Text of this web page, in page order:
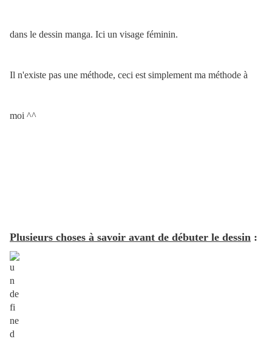
dans le dessin manga. Ici un visage féminin.
Il n'existe pas une méthode, ceci est simplement ma méthode à
moi ^^
Plusieurs choses à savoir avant de débuter le dessin :